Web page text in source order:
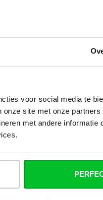
voor social media te
site met onze
met andere informatie
nos outils pratiques.
est-elle
A
une question à
de vous aider et